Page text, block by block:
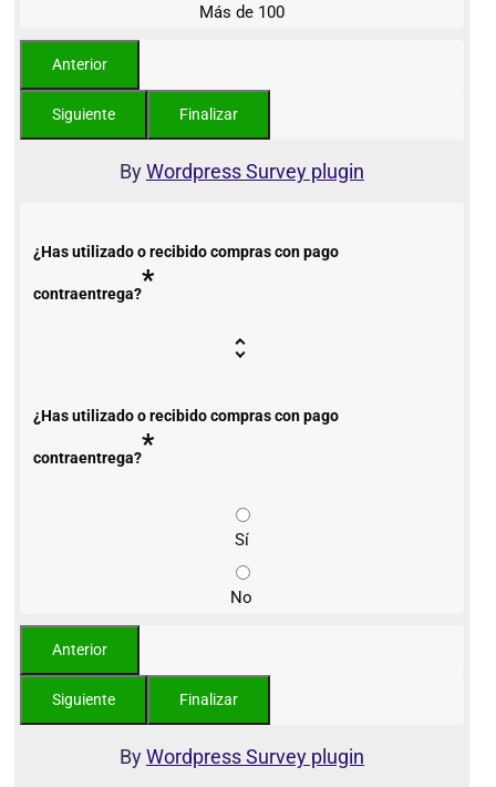
Más de 100
ByWordpress Survey plugin
¿Has utilizado o recibido compras con pago
contraentrega?*
¿Has utilizado o recibido compras con pago
contraentrega?*
Sí
No
ByWordpress Survey plugin